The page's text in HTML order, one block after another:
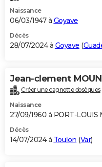
Naissance
06/03/1947 à Goyave
Décès
28/07/2024 à Goyave (
Jean-clement
Créer une cagnotte obsèques
Naissance
27/09/1960 à PORT-LOUIS
Décès
14/07/2024 à Toulon (Var)